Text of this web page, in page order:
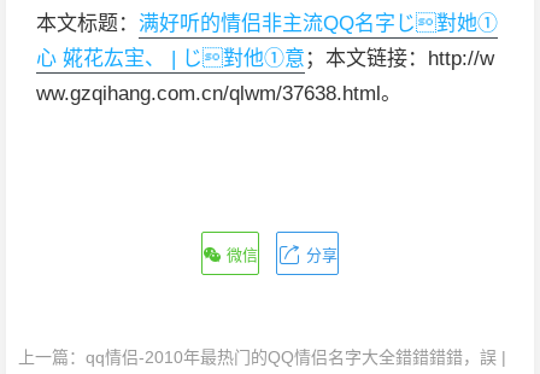
本文标题： 满好听的情侣非主流QQ名字じ對她①
心 婲花厷宔、 | じ對他①意 ；本文链接：http://w
ww.gzqihang.com.cn/qlwm/37638.html。
微信 分享
上一篇： qq情侣-2010年最热门的QQ情侣名字大全錯錯錯錯，誤 |